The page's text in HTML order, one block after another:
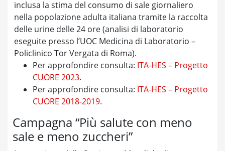
inclusa la stima del consumo di sale giornaliero
nella popolazione adulta italiana tramite la raccolta
delle urine delle 24 ore (analisi di laboratorio
eseguite presso l’UOC Medicina di Laboratorio –
Policlinico Tor Vergata di Roma).
Per approfondire consulta: ITA-HES – Progetto
CUORE 2023.
Per approfondire consulta: ITA-HES – Progetto
CUORE 2018-2019.
Campagna “Più salute con meno
sale e meno zuccheri”